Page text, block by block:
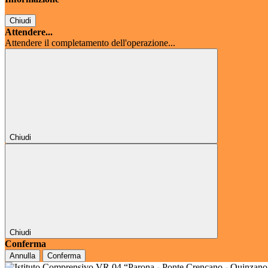
Chiudi
Attendere...
Attendere il completamento dell'operazione...
Chiudi
Chiudi
Conferma
Annulla Conferma